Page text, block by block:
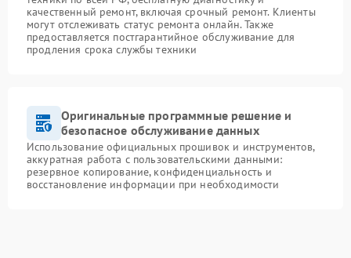
качественный ремонт, включая срочный ремонт. Клиенты
могут отслеживать статус ремонта онлайн. Также
предоставляется постгарантийное обслуживание для
продления срока службы техники
Оригинальные программные решение и
безопасное обслуживание данных
Использование официальных прошивок и инструментов,
аккуратная работа с пользовательскими данными:
резервное копирование, конфиденциальность и
восстановление информации при необходимости